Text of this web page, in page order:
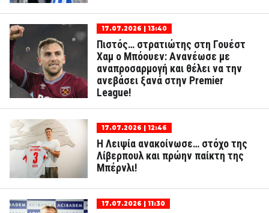
17.07.2026 | 13:40
Πιστός… στρατιώτης στη Γουέστ
Χαμ ο Μπόουεν: Ανανέωσε με
αναπροσαρμογή και θέλει να την
ανεβάσει ξανά στην Premier
League!
17.07.2026 | 12:46
Η Λειψία ανακοίνωσε… στόχο της
Λίβερπουλ και πρώην παίκτη της
Μπέρνλι!
17.07.2026 | 11:30